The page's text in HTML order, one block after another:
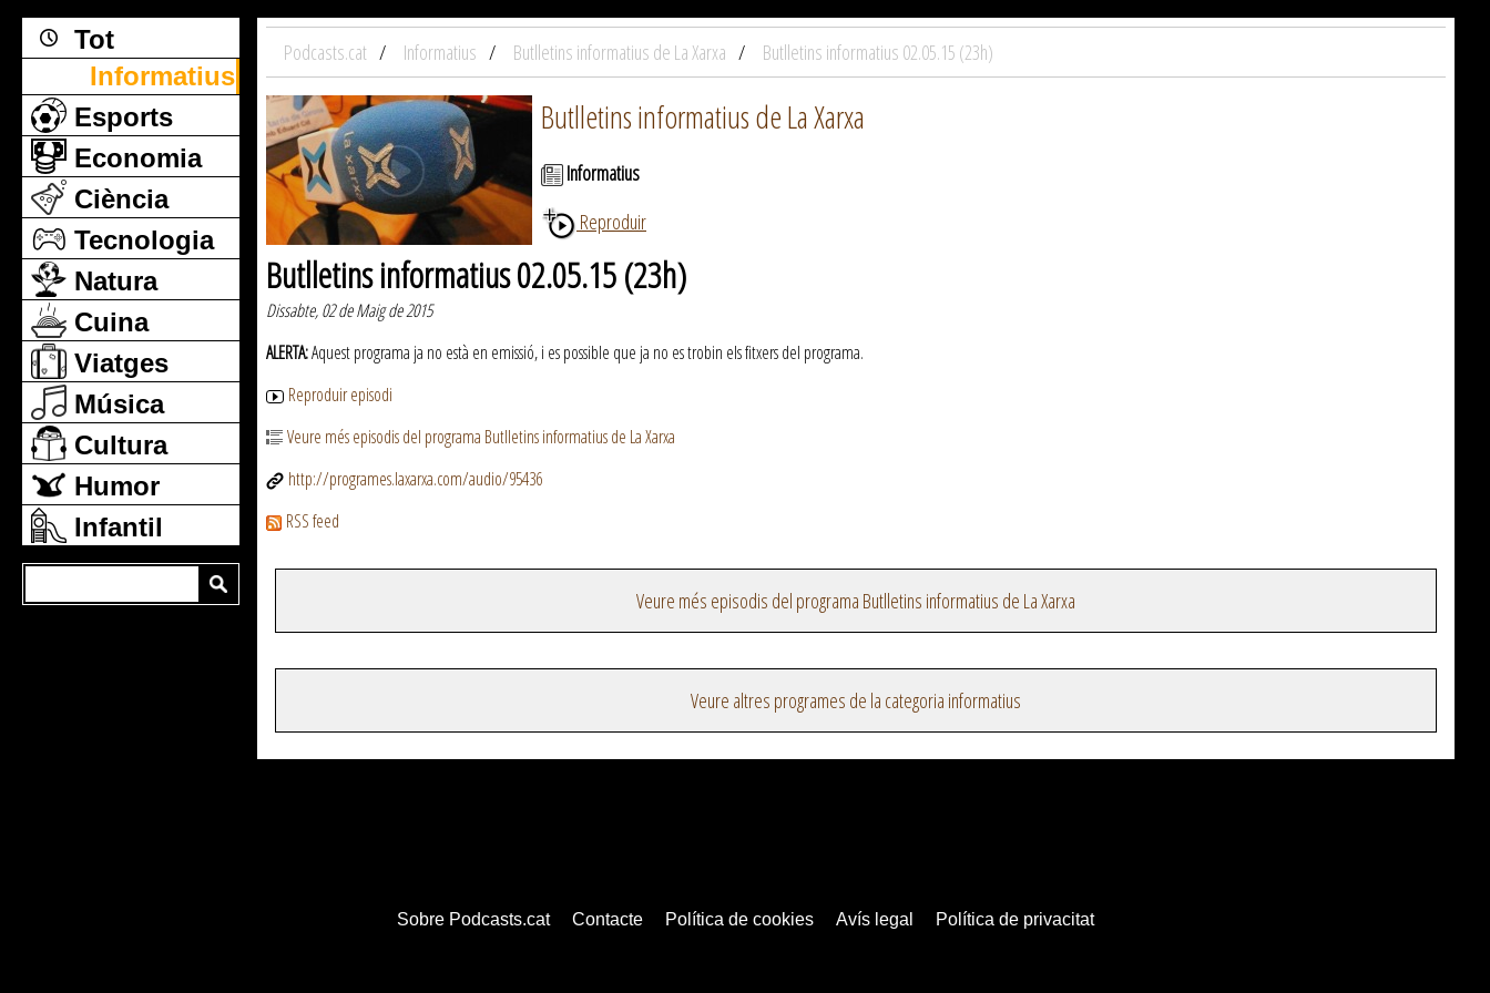
Tot
Informatius
Esports
Economia
Ciència
Tecnologia
Natura
Cuina
Viatges
Música
Cultura
Humor
Infantil
Podcasts.cat Informatius Butlletins informatius de La Xarxa Butlletins informatius 02.05.15 (23h)
Butlletins informatius de La Xarxa
Informatius
Reproduir
Butlletins informatius 02.05.15 (23h)
Dissabte, 02 de Maig de 2015
ALERTA:Aquest programa ja no està en emissió, i es possible que ja no es trobin els fitxers del programa.
Reproduir episodi
Veure més episodis del programa Butlletins informatius de La Xarxa
http://programes.laxarxa.com/audio/95436
RSS feed
Veure més episodis del programa Butlletins informatius de La Xarxa
Veure altres programes de la categoria informatius
Sobre Podcasts.cat Contacte Política de cookies Avís legal Política de privacitat